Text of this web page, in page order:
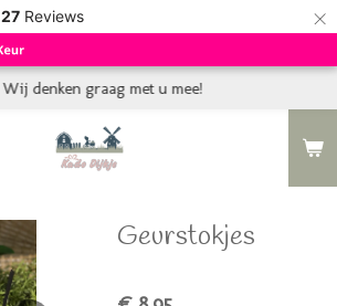
27 Reviews ×
Wij denken graag met u mee!
Geurstokjes